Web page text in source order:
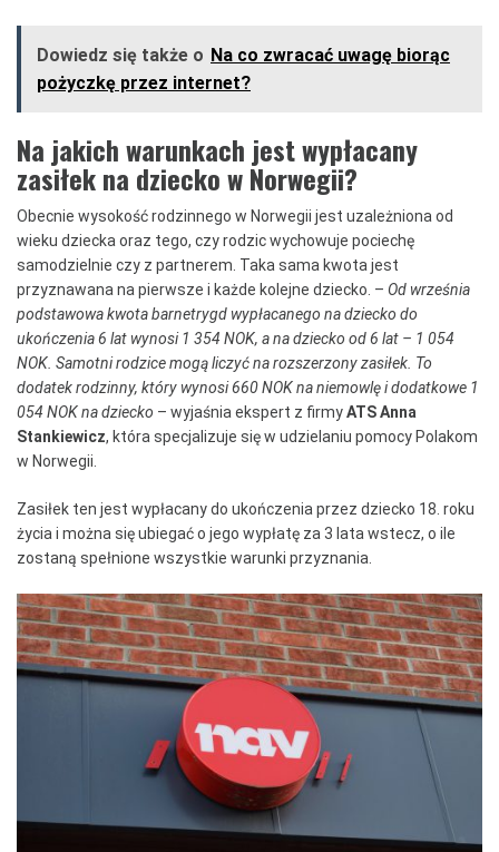
Dowiedz się także o Na co zwracać uwagę biorąc
pożyczkę przez internet?
Na jakich warunkach jest wypłacany
zasiłek na dziecko w Norwegii?
Obecnie wysokość rodzinnego w Norwegii jest uzależniona od
wieku dziecka oraz tego, czy rodzic wychowuje pociechę
samodzielnie czy z partnerem. Taka sama kwota jest
przyznawana na pierwsze i każde kolejne dziecko. – Od września
podstawowa kwotabarnetrygd wypłacanego na dziecko do
ukończenia 6 lat wynosi 1 354 NOK, a na dziecko od 6 lat – 1 054
NOK. Samotni rodzice mogą liczyć na rozszerzony zasiłek. To
dodatek rodzinny, który wynosi 660 NOK na niemowlę i dodatkowe 1
054 NOK na dziecko – wyjaśnia ekspert z firmyATS Anna
Stankiewicz, która specjalizuje się w udzielaniu pomocy Polakom
w Norwegii.
Zasiłek ten jest wypłacany do ukończenia przez dziecko 18. roku
życia i można się ubiegać o jego wypłatę za 3 lata wstecz, o ile
zostaną spełnione wszystkie warunki przyznania.